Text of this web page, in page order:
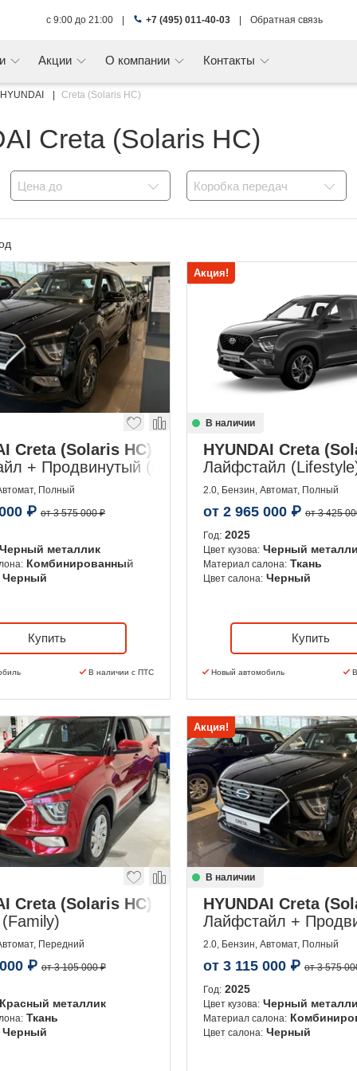
с 9:00 до 21:00 +7 (495) 011-40-03 Обратная связь
Акции О компании Контакты
HYUNDAI Creta (Solaris HC)
Creta (Solaris HC)
Цена до Коробка передач
Creta (Solaris HC)
+ Продвинутый (Lifestyle + Advanced)
Полный
₽ от 3 575 000 ₽
Черный металлик
Комбинированный
Черный
Купить
В наличии с ПТС
Акция!
В наличии
HYUNDAI Creta
Лайфстайл
2.0, Бензин, Автомат, Полный
от 2 965 000 ₽ от 3 425
Год: 2025
Цвет кузова: Черный
Материал салона: Ткань
Цвет салона: Черный
Купить
Новый автомобиль
Creta (Solaris HC)
Передний
₽ от 3 105 000 ₽
Красный металлик
Ткань
Черный
Акция!
В наличии
HYUNDAI Creta
Лайфстайл +
2.0, Бензин, Автомат, Полный
от 3 115 000 ₽ от 3 575
Год: 2025
Цвет кузова: Черный
Материал салона:
Цвет салона: Черный